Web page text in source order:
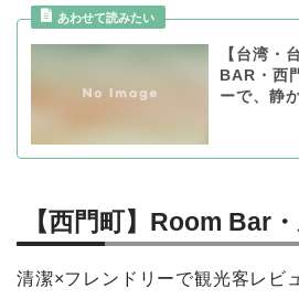
【台湾・
BAR・西
ーで、静
【西門町】Room Bar
清潔×フレンドリーで観光客レビ